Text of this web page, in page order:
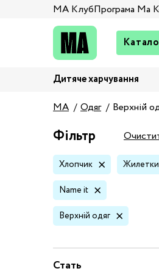
МА КлубПрограма Ма
Дитяче харчування
MA
Одяг Верхній
Фільтр
Хлопчик Жилетки
Name it
Верхній одяг
Стать